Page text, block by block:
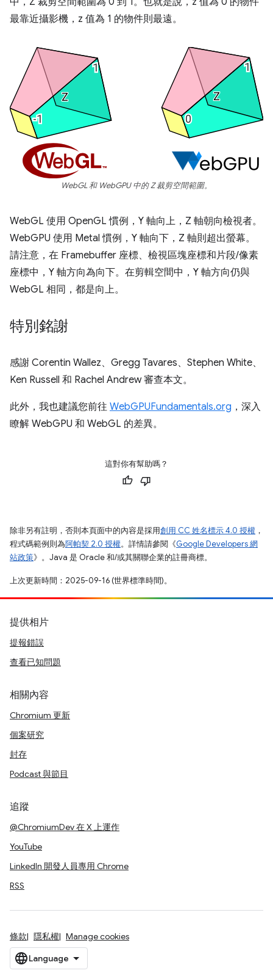
最靠近攝影機，z 值為 1 的物件則最遠。
WebGL 和 WebGPU 中的 Z 裁剪空間範圍。
WebGL 使用 OpenGL 慣例，Y 軸向上，Z 軸朝向檢視者。
WebGPU 使用 Metal 慣例，Y 軸向下，Z 軸則超出螢幕。
請注意，在 Framebuffer 座標、檢視區塊座標和片段/像素
座標中，Y 軸方向為向下。在剪輯空間中，Y 軸方向仍與
WebGL 相同，都是向上。
特別銘謝
感謝 Corentin Wallez、Gregg Tavares、Stephen White、
Ken Russell 和 Rachel Andrew 審查本文。
此外，我也建議您前往 WebGPUFundamentals.org ，深入
瞭解 WebGPU 和 WebGL 的差異。
這對你有幫助嗎？
除非另有註明，否則本頁面中的內容是採用創用 CC 姓名標示 4.0 授權 ，
程式碼範例則為阿帕契 2.0 授權。詳情請參閱《Google Developers 網
站政策》。Java 是 Oracle 和/或其關聯企業的註冊商標。
上次更新時間：2025-09-16 (世界標準時間)。
提供相片
提報錯誤
查看已知問題
相關內容
Chromium 更新
個案研究
封存
Podcast 與節目
追蹤
@ChromiumDev 在 X 上運作
YouTube
LinkedIn 開發人員專用 Chrome
RSS
條款 隱私權 Manage cookies